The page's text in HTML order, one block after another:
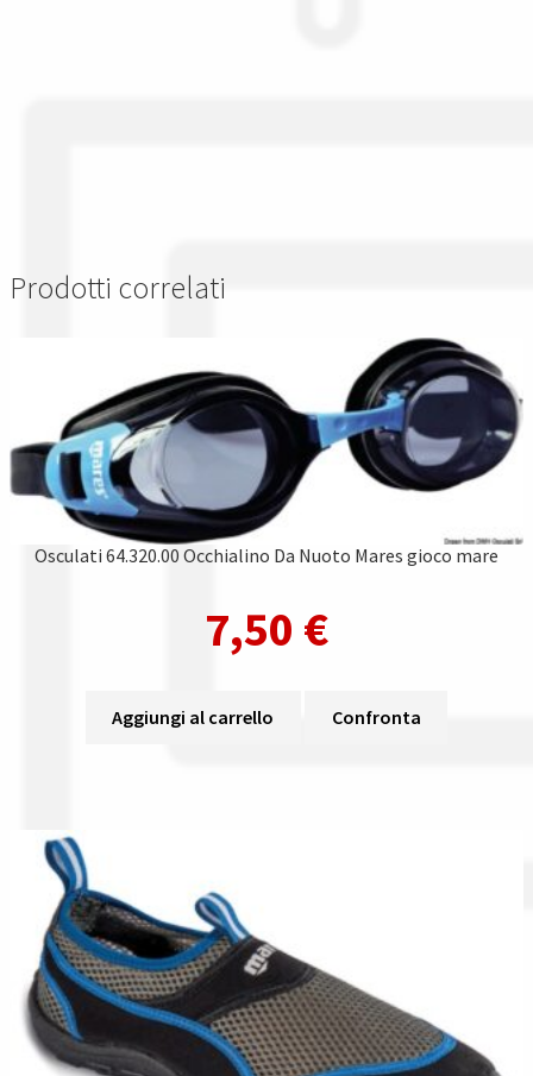
Prodotti correlati
Osculati 64.320.00 Occhialino Da Nuoto Mares gioco mare
7,50 €
Aggiungi al carrello Confronta